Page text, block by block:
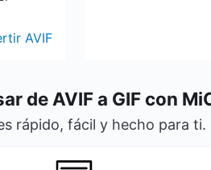
AVIF
de AVIF a GIF con
rápido, fácil y hecho para ti.